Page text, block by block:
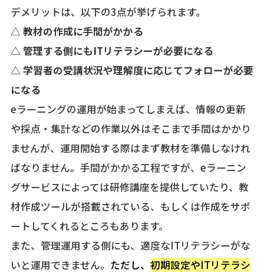
デメリットは、以下の3点が挙げられます。
△ 教材の作成に手間がかかる
△ 管理する側にもITリテラシーが必要になる
△ 学習者の受講状況や理解度に応じてフォローが必要
になる
eラーニングの運用が始まってしまえば、情報の更新
や採点・集計などの作業以外はそこまで手間はかかり
ませんが、運用開始する際はまず教材を準備しなけれ
ばなりません。手間がかかる工程ですが、eラーニン
グサービスによっては研修講座を提供していたり、教
材作成ツールが搭載されている、もしくは作成をサポ
ートしてくれるところもあります。
また、管理運用する側にも、適度なITリテラシーがな
いと運用できません。 ただし、 初期設定やITリテラシ